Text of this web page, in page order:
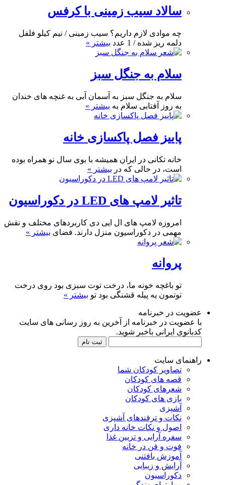
سالاد سیب زمینی با کرفس
چه موادی لازم داریم؟ سیب زمینی / نیم کیلو فلفل
دلمه ریز شده / 1 عدد
بیشتر »
سلام به جنگل سبز
سلام به جنگل سبز به آسمان آبی به غنچه های خندان
به روز آفتابی سلام به بیشتر »
پاییز فصل پاکسازی خانه
خانه تکانی در ایران همیشه با بوی سال نو همراه بوده
است، در حالی که در بیشتر »
تاثیر لامپ های LED در دکوراسیون
امروزه لامپ های ال ایی دی کاربردهای مختلف و نقش
مهمی در دکوراسیون منزل دارند. فضای بیشتر »
پروانه
تو باغچه خونه ما، درخت توت سبزی بود روی درخت
توتمون یه پیله قشنگی بود تو بیشتر »
عضویت در خبرنامه
با عضویت در خبرنامه از آخرین به روز رسانی های سایت
کدبانوی ایرانی باخبر شوید.
راهنمای سایت
تصاویر کودکان شما
قصه های کودکان
شعرهای کودکان
بازی های کودکان
آشپزی
نکات و ترفندهای آشپزی
اصول و نکات خانه داری
سفره آرایی و تزیین غذا
فوت و فن در خانه
آموزش بافتنی
آرایش و زیبایی
دکوراسیون